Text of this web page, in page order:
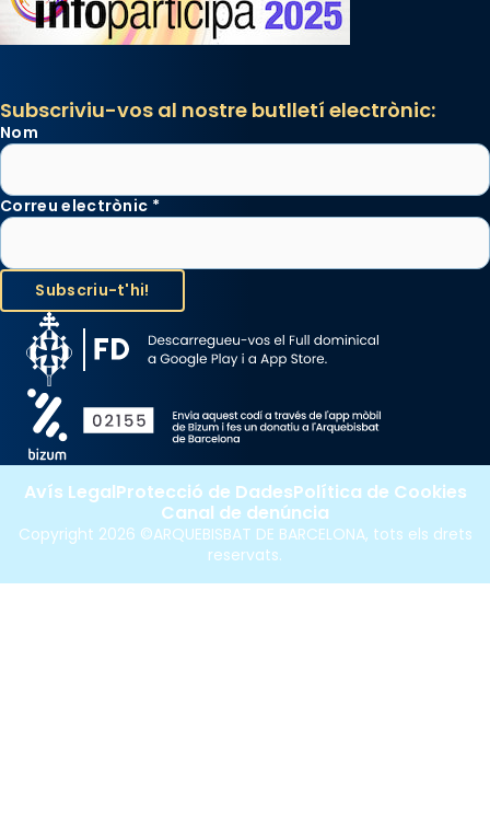
Subscriviu-vos al nostre butlletí electrònic:
Nom
Correu electrònic *
Copyright 2026 ©ARQUEBISBAT DE BARCELONA, tots els drets
reservats.
Avís LegalProtecció de DadesPolítica de Cookies
Canal de denúncia